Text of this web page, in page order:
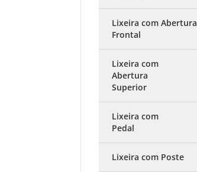
Lixeira com Abertura
Frontal
Lixeira com
Abertura
Superior
Lixeira com
Pedal
Lixeira com Poste